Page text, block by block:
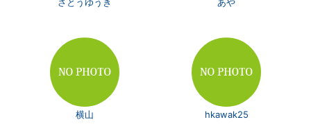
さとうゆうき あや
横山 hkawak25